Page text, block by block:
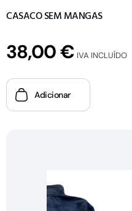
CASACO SEM MANGAS
38,00€ IVA INCLUÍDO
Adicionar